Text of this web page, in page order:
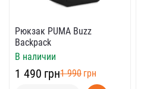
Рюкзак PUMA Buzz
Backpack
В наличии
‍1 490‍ грн‍1 990‍ грн